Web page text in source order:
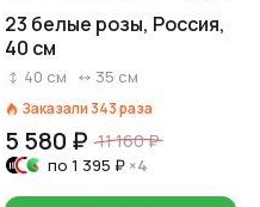
23 белые розы, Россия,
40 см
40 см 35 см
Заказали 343раза
5 580 ₽ 11 160 ₽
по 1 395 ₽ ×4